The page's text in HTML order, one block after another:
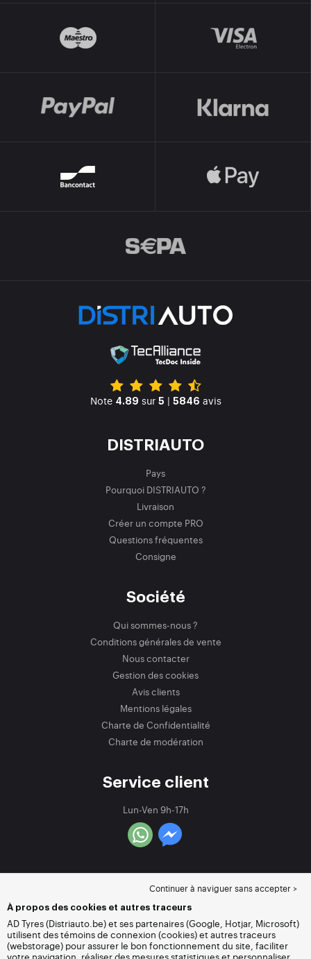
Note 4.89 sur 5 | 5846 avis
DISTRIAUTO
Pays
Pourquoi DISTRIAUTO ?
Livraison
Créer un compte PRO
Questions fréquentes
Consigne
Société
Qui sommes-nous ?
Conditions générales de vente
Nous contacter
Gestion des cookies
Avis clients
Mentions légales
Charte de Confidentialité
Charte de modération
Service client
Lun-Ven 9h-17h
Continuer à naviguer sans accepter >
À propos des cookies et autres traceurs
AD Tyres (Distriauto.be) et ses partenaires (Google, Hotjar, Microsoft)
utilisent des témoins de connexion (cookies) et autres traceurs
(webstorage) pour assurer le bon fonctionnement du site, faciliter
votre navigation, réaliser des mesures statistiques et personnaliser